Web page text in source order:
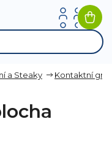
a Steaky Kontaktní grily